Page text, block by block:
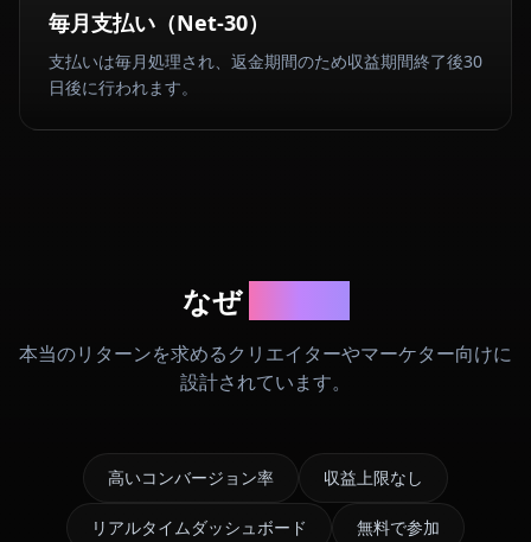
毎月支払い（Net-30）
支払いは毎月処理され、返金期間のため収益期間終了後30
日後に行われます。
なぜ
本当のリターンを求めるクリエイターやマーケター向けに
設計されています。
高いコンバージョン率 収益上限なし
リアルタイムダッシュボード 無料で参加